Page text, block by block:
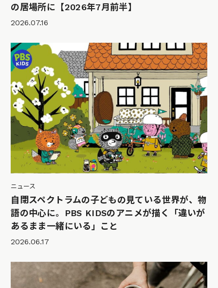
の居場所に【2026年7月前半】
2026.07.16
ニュース
自閉スペクトラムの子どもの見ている世界が、物
語の中心に。PBS KIDSのアニメが描く「違いが
あるまま一緒にいる」こと
2026.06.17